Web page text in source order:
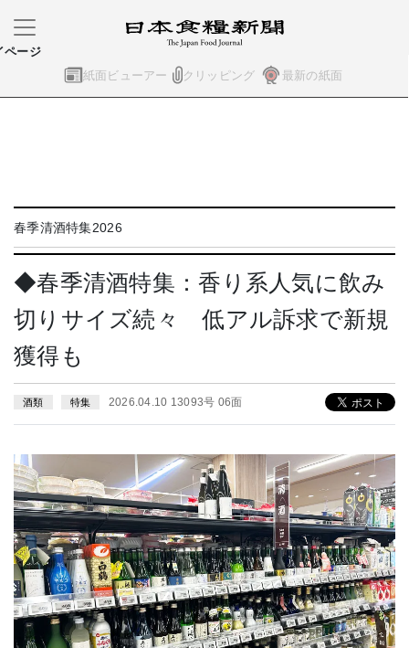
紙面ビューアー クリッピング 最新の紙面
ページ
春季清酒特集2026
◆春季清酒特集：香り系人気に飲み
切りサイズ続々 低アル訴求で新規
獲得も
酒類 特集 2026.04.10 13093号 06面